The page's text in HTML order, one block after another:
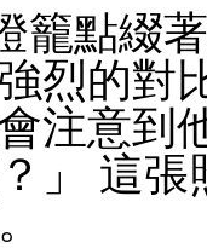
籠點綴
烈的對
注意到
」 這